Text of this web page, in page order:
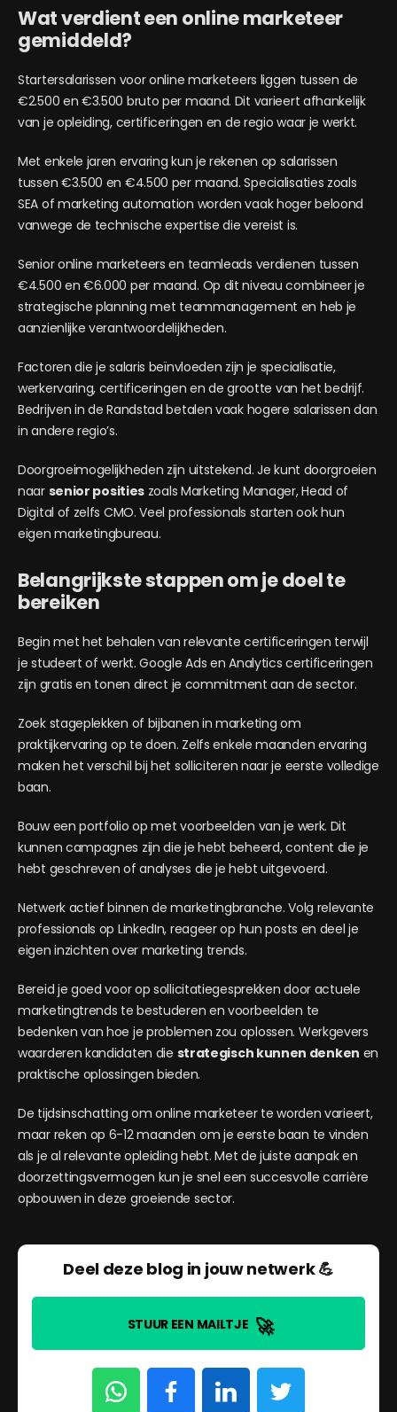
Wat verdient een online marketeer
gemiddeld?
Startersalarissen voor online marketeers liggen tussen de
€2.500 en €3.500 bruto per maand. Dit varieert afhankelijk
van je opleiding, certificeringen en de regio waar je werkt.
Met enkele jaren ervaring kun je rekenen op salarissen
tussen €3.500 en €4.500 per maand. Specialisaties zoals
SEA of marketing automation worden vaak hoger beloond
vanwege de technische expertise die vereist is.
Senior online marketeers en teamleads verdienen tussen
€4.500 en €6.000 per maand. Op dit niveau combineer je
strategische planning met teammanagement en heb je
aanzienlijke verantwoordelijkheden.
Factoren die je salaris beïnvloeden zijn je specialisatie,
werkervaring, certificeringen en de grootte van het bedrijf.
Bedrijven in de Randstad betalen vaak hogere salarissen dan
in andere regio’s.
Doorgroeimogelijkheden zijn uitstekend. Je kunt doorgroeien
naar senior posities zoals Marketing Manager, Head of
Digital of zelfs CMO. Veel professionals starten ook hun
eigen marketingbureau.
Belangrijkste stappen om je doel te
bereiken
Begin met het behalen van relevante certificeringen terwijl
je studeert of werkt. Google Ads en Analytics certificeringen
zijn gratis en tonen direct je commitment aan de sector.
Zoek stageplekken of bijbanen in marketing om
praktijkervaring op te doen. Zelfs enkele maanden ervaring
maken het verschil bij het solliciteren naar je eerste volledige
baan.
Bouw een portfolio op met voorbeelden van je werk. Dit
kunnen campagnes zijn die je hebt beheerd, content die je
hebt geschreven of analyses die je hebt uitgevoerd.
Netwerk actief binnen de marketingbranche. Volg relevante
professionals op LinkedIn, reageer op hun posts en deel je
eigen inzichten over marketing trends.
Bereid je goed voor op sollicitatiegesprekken door actuele
marketingtrends te bestuderen en voorbeelden te
bedenken van hoe je problemen zou oplossen. Werkgevers
waarderen kandidaten die strategisch kunnen denken en
praktische oplossingen bieden.
De tijdsinschatting om online marketeer te worden varieert,
maar reken op 6-12 maanden om je eerste baan te vinden
als je al relevante opleiding hebt. Met de juiste aanpak en
doorzettingsvermogen kun je snel een succesvolle carrière
opbouwen in deze groeiende sector.
Deel deze blog in jouw netwerk 💪
STUUR EEN MAILTJE 🚀